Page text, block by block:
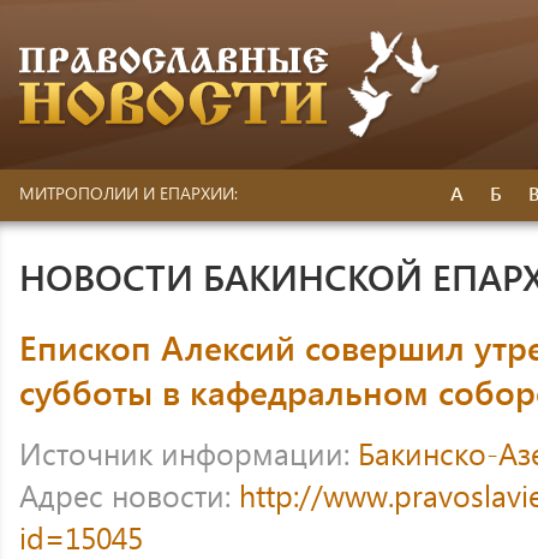
МИТРОПОЛИИ И ЕПАРХИИ: А Б
НОВОСТИ БАКИНСКОЙ
Епископ Алексий совершил
субботы в кафедральном
Источник информации: Бакинско-
Адрес новости: http://
id=15045